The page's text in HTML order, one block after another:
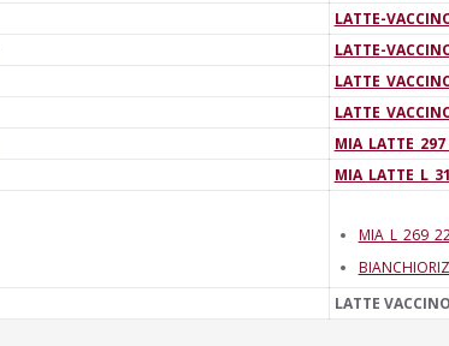
LATTE-
LATTE-
LATTE VACCINO